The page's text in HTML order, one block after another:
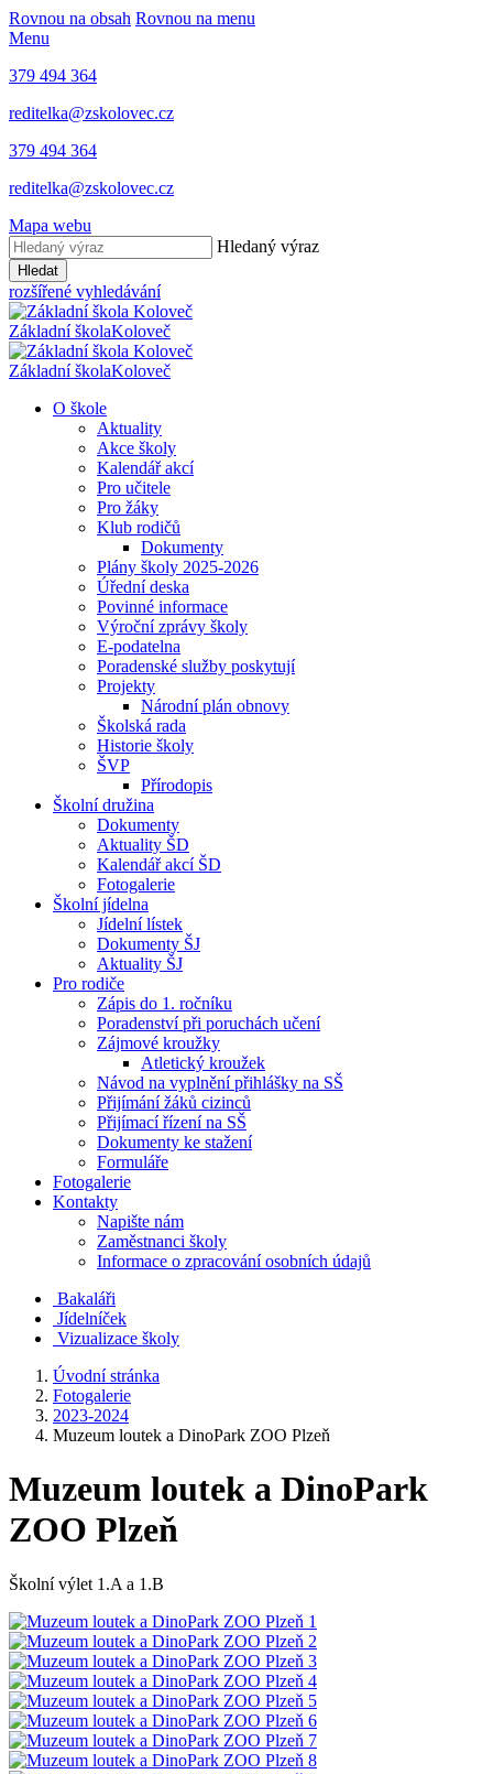
Rovnou na obsah Rovnou na menu
Menu
379 494 364
reditelka@zskolovec.cz
379 494 364
reditelka@zskolovec.cz
Mapa webu
Hledaný výraz
Hledat
rozšířené vyhledávání
Základní školaKoloveč
Základní školaKoloveč
O škole
Aktuality
Akce školy
Kalendář akcí
Pro učitele
Pro žáky
Klub rodičů
Dokumenty
Plány školy 2025-2026
Úřední deska
Povinné informace
Výroční zprávy školy
E-podatelna
Poradenské služby poskytují
Projekty
Národní plán obnovy
Školská rada
Historie školy
ŠVP
Přírodopis
Školní družina
Dokumenty
Aktuality ŠD
Kalendář akcí ŠD
Fotogalerie
Školní jídelna
Jídelní lístek
Dokumenty ŠJ
Aktuality ŠJ
Pro rodiče
Zápis do 1. ročníku
Poradenství při poruchách učení
Zájmové kroužky
Atletický kroužek
Návod na vyplnění přihlášky na SŠ
Přijímání žáků cizinců
Přijímací řízení na SŠ
Dokumenty ke stažení
Formuláře
Fotogalerie
Kontakty
Napište nám
Zaměstnanci školy
Informace o zpracování osobních údajů
Bakaláři
Jídelníček
Vizualizace školy
Úvodní stránka
Fotogalerie
2023-2024
Muzeum loutek a DinoPark ZOO Plzeň
Muzeum loutek a DinoPark
ZOO Plzeň
Školní výlet 1.A a 1.B